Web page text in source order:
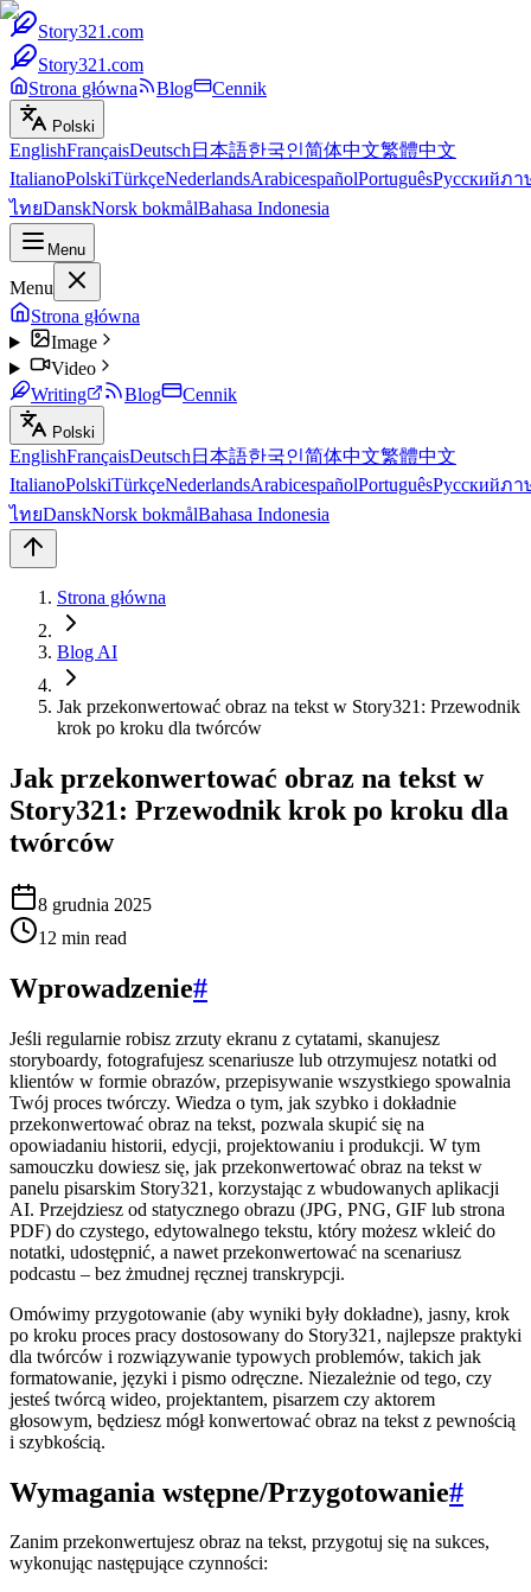
Story321.com
Story321.com
Strona główna
Blog Cennik
Polski
EnglishFrançaisDeutsch 日本語한국인简体中文繁體中文
ItalianoPolskiTürkçeNederlandsArabicespañolPortuguêsРусскийภา
ไทยDanskNorsk bokmålBahasa Indonesia
Menu
Menu
Strona główna
Image
Video
Writing
Blog Cennik
Polski
EnglishFrançaisDeutsch 日本語한국인简体中文繁體中文
ItalianoPolskiTürkçeNederlandsArabicespañolPortuguêsРусскийภา
ไทยDanskNorsk bokmålBahasa Indonesia
Strona główna
Blog AI
Jak przekonwertować obraz na tekst w Story321: Przewodnik
krok po kroku dla twórców
Jak przekonwertować obraz na tekst w
Story321: Przewodnik krok po kroku dla
twórców
8 grudnia 2025
12 min read
Wprowadzenie#
Jeśli regularnie robisz zrzuty ekranu z cytatami, skanujesz
storyboardy, fotografujesz scenariusze lub otrzymujesz notatki od
klientów w formie obrazów, przepisywanie wszystkiego spowalnia
Twój proces twórczy. Wiedza o tym, jak szybko i dokładnie
przekonwertować obraz na tekst, pozwala skupić się na
opowiadaniu historii, edycji, projektowaniu i produkcji. W tym
samouczku dowiesz się, jak przekonwertować obraz na tekst w
panelu pisarskim Story321, korzystając z wbudowanych aplikacji
AI. Przejdziesz od statycznego obrazu (JPG, PNG, GIF lub strona
PDF) do czystego, edytowalnego tekstu, który możesz wkleić do
notatki, udostępnić, a nawet przekonwertować na scenariusz
podcastu – bez żmudnej ręcznej transkrypcji.
Omówimy przygotowanie (aby wyniki były dokładne), jasny, krok
po kroku proces pracy dostosowany do Story321, najlepsze praktyki
dla twórców i rozwiązywanie typowych problemów, takich jak
formatowanie, języki i pismo odręczne. Niezależnie od tego, czy
jesteś twórcą wideo, projektantem, pisarzem czy aktorem
głosowym, będziesz mógł konwertować obraz na tekst z pewnością
i szybkością.
Wymagania wstępne/Przygotowanie#
Zanim przekonwertujesz obraz na tekst, przygotuj się na sukces,
wykonując następujące czynności: